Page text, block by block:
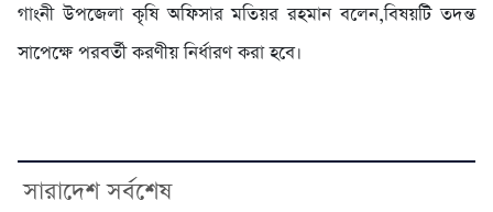
গাংনী উপজেলা কৃষি অফিসার মতিয়র রহমান বলেন,বিষয়টি তদন্ত
সাপেক্ষে পরবর্তী করণীয় নির্ধারণ করা হবে।
সারাদেশ সর্বশেষ